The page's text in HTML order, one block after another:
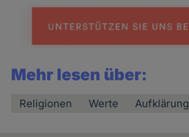
Mehr lesen über:
Religionen Werte Aufklärung